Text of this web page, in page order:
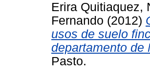
Erira Quitiaquez,
Fernando (2012)
usos de suelo
departamento de
Pasto.